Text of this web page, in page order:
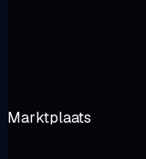
Marktplaats